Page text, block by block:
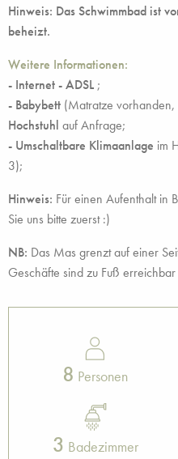
Hinweis: Das Schwimmbad ist
beheizt.
Weitere Informationen:
- Internet - ADSL ;
- Babybett (Matratze
Hochstuhl auf Anfrage;
- Umschaltbare Klimaanlage im
3);
Hinweis: Für einen Aufenthalt in
Sie uns bitte zuerst :)
NB: Das Mas grenzt auf einer
Geschäfte sind zu Fuß
8 Personen
3 Badezimmer